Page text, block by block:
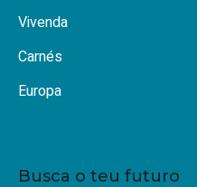
Vivenda
Carnés
Europa
Busca o teu futuro